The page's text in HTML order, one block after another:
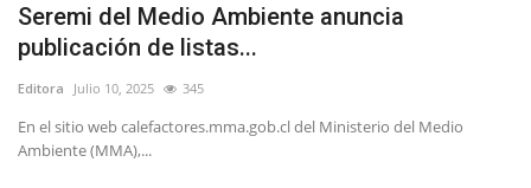
Seremi del Medio Ambiente anuncia
publicación de listas...
Editora Julio 10, 2025 345
En el sitio web calefactores.mma.gob.cl del Ministerio del Medio
Ambiente (MMA),...